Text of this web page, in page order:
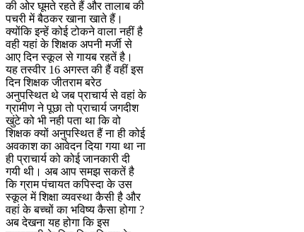
की ओर घूमते रहते हैं और तालाब की
पचरी में बैठकर खाना खाते हैं।
क्योंकि इन्हें कोई टोकने वाला नहीं है
वही यहां के शिक्षक अपनी मर्जी से
आए दिन स्कूल से गायब रहतें है।
यह तस्वीर 16 अगस्त की हैं वहीं इस
दिन शिक्षक जीतराम बरेठ
अनुपस्थित थे जब प्राचार्य से वहां के
ग्रामीण ने पूछा तो प्राचार्य जगदीश
खुंटे को भी नही पता था कि वो
शिक्षक क्यों अनुपस्थित हैं ना ही कोई
अवकाश का आवेदन दिया गया था ना
ही प्राचार्य को कोई जानकारी दी
गयी थी। अब आप समझ सकतें है
कि ग्राम पंचायत कपिस्दा के उस
स्कूल में शिक्षा व्यवस्था कैसी है और
वहां के बच्चों का भविष्य कैसा होगा ?
अब देखना यह होगा कि इस